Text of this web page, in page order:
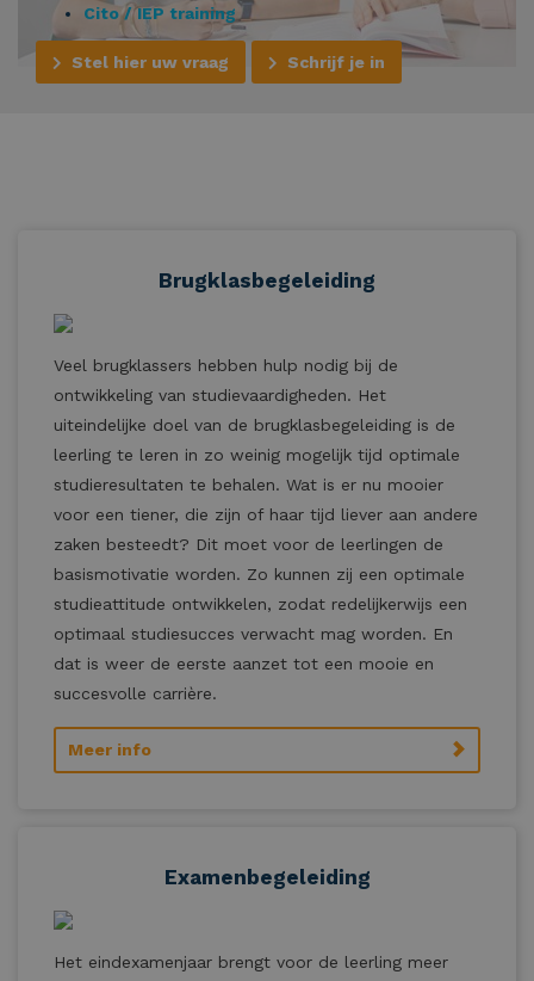
Cito / IEP training
Stel hier uw vraag Schrijf je in
Brugklasbegeleiding
Veel brugklassers hebben hulp nodig bij de
ontwikkeling van studievaardigheden. Het
uiteindelijke doel van de brugklasbegeleiding is de
leerling te leren in zo weinig mogelijk tijd optimale
studieresultaten te behalen. Wat is er nu mooier
voor een tiener, die zijn of haar tijd liever aan andere
zaken besteedt? Dit moet voor de leerlingen de
basismotivatie worden. Zo kunnen zij een optimale
studieattitude ontwikkelen, zodat redelijkerwijs een
optimaal studiesucces verwacht mag worden. En
dat is weer de eerste aanzet tot een mooie en
succesvolle carrière.
Meer info
Examenbegeleiding
Het eindexamenjaar brengt voor de leerling meer